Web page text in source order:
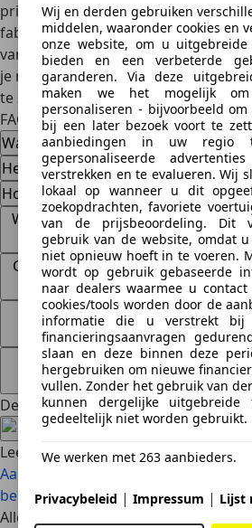
Wij en derden gebruiken
middelen, waaronder cookies en
onze website, om u
bieden en een verbeterde
garanderen. Via deze
maken we het mogelijk
personaliseren - bijvoorbeeld
bij een later bezoek voort te
aanbiedingen in uw
gepersonaliseerde
verstrekken en te evalueren. Wij
lokaal op wanneer u dit
zoekopdrachten, favoriete
van de prijsbeoordeling. Dit
gebruik van de website, omdat
niet opnieuw hoeft in te voeren.
wordt op gebruik gebaseerde
naar dealers waarmee u contact
cookies/tools worden door de
informatie die u verstrekt bij
financieringsaanvragen
slaan en deze binnen deze
hergebruiken om nieuwe
vullen. Zonder het gebruik van
kunnen dergelijke
gedeeltelijk niet worden gebruikt.
We werken met 263 aanbieders.
Privacybeleid | Impressum | Lijst
prijs van de auto. Wettelijke garantie
fabrieksgarantie, maar blijft ook
van fabrieksgarantie. Wees alert bij
je rechten zijn. Dan sta je sterker als
te zijn met je auto.
FAQ
Wat houdt wettelijke garantie op
Heb je altijd wettelijke garantie?
Hoe lang geldt de wettelijke
Wat is het verschil tussen wettelijke
garantie?
Geldt de wettelijke garantie ook bij
tweedehands
Wat moet ik doen als een
afwijst?
Kan ik wettelijke garantie
aankoop?
Deel artikel
Lees ook
Aanrijdingsformulier invullen: zo
bellen in de auto: alles wat je moet
Alle artikelen